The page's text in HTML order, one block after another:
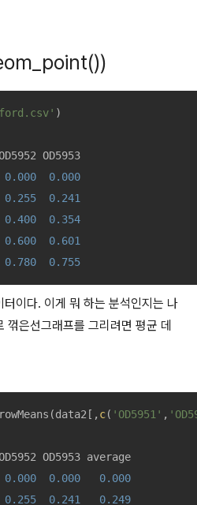
)
0.000
0.000
0.255
0.241
0.400
0.354
0.600
0.601
0.780 0.755
이다. 이게 뭐 하는 분석인지는 나
꺾은선그래프를 그리려면 평균 데
c( 'OD5951' ,
0.000 0.000
0.000
0.255 0.241
0.249